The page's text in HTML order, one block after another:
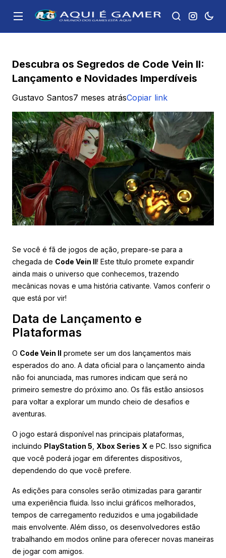
Descubra os Segredos de Code Vein II:
Lançamento e Novidades Imperdíveis
Gustavo Santos7 meses atrásCopiar link
Se você é fã de jogos de ação, prepare-se para a
chegada de Code Vein II! Este título promete expandir
ainda mais o universo que conhecemos, trazendo
mecânicas novas e uma história cativante. Vamos conferir o
que está por vir!
Data de Lançamento e
Plataformas
O Code Vein II promete ser um dos lançamentos mais
esperados do ano. A data oficial para o lançamento ainda
não foi anunciada, mas rumores indicam que será no
primeiro semestre do próximo ano. Os fãs estão ansiosos
para voltar a explorar um mundo cheio de desafios e
aventuras.
O jogo estará disponível nas principais plataformas,
incluindo PlayStation 5 Xbox Series X e PC. Isso significa
que você poderá jogar em diferentes dispositivos,
dependendo do que você prefere.
As edições para consoles serão otimizadas para garantir
uma experiência fluida. Isso inclui gráficos melhorados,
tempos de carregamento reduzidos e uma jogabilidade
mais envolvente. Além disso, os desenvolvedores estão
trabalhando em modos online para oferecer novas maneiras
de jogar com amigos.